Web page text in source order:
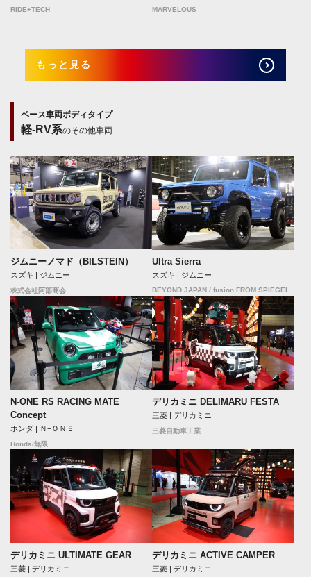
RIDE+TECH MARVELOUS
もっと見る
ベース車両ボディタイプ
軽-RV系のその他車両
ジムニーノマド（BILSTEIN）
スズキ | ジムニー
株式会社阿部商会
Ultra Sierra
スズキ | ジムニー
BEYOND JAPAN / fusion FROM SPIEGEL
N-ONE RS RACING MATE
Concept
ホンダ | Ｎ−ＯＮＥ
Honda/無限
デリカミニ DELIMARU FESTA
三菱 | デリカミニ
三菱自動車工業
デリカミニ ULTIMATE GEAR
三菱 | デリカミニ
デリカミニ ACTIVE CAMPER
三菱 | デリカミニ